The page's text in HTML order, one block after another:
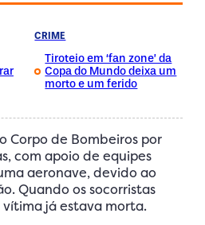
CRIME
Tiroteio em ‘fan zone’ da
Copa do Mundo deixa um
morto e um ferido
Corpo de Bombeiros por
com apoio de equipes
aeronave, devido ao
Quando os socorristas
já estava morta.